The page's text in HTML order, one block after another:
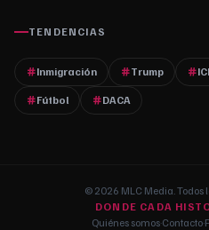
TENDENCIAS
Inmigración Trump
Fútbol DACA
© 2026 MLC Media. Todos
DONDE CADA
Quiénes somos·Contacto·